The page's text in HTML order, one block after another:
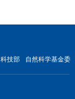
科技部 自然科学基金委